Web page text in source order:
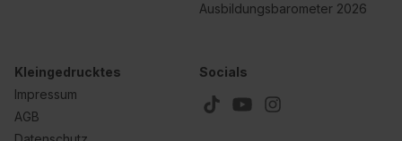
Ausbildungsbarometer 2026
Kleingedrucktes
Impressum
AGB
Socials